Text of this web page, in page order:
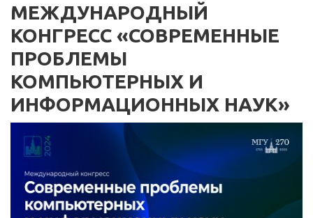
МЕЖДУНАРОДНЫЙ
КОНГРЕСС «СОВРЕМЕННЫЕ
ПРОБЛЕМЫ
КОМПЬЮТЕРНЫХ И
ИНФОРМАЦИОННЫХ НАУК»